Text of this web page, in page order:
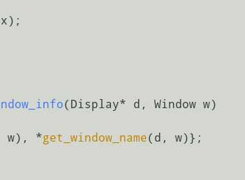
(Display* d, Window w)
w), *get_window_name(d, w)};